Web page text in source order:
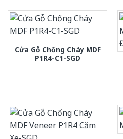
Cửa Gỗ Chống Cháy MDF
P1R4-C1-SGD